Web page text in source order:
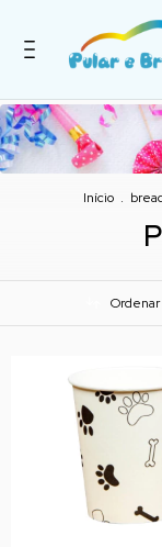
Início .
Ordenar